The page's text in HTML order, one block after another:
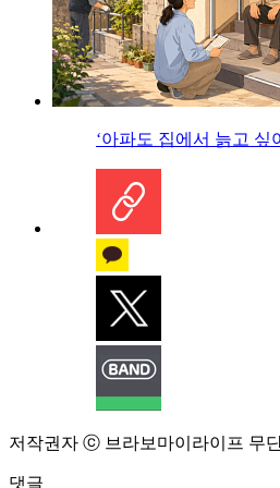
‘아파도 집에서 늙고
저작권자 ⓒ 브라보마이라이프 무
댓글